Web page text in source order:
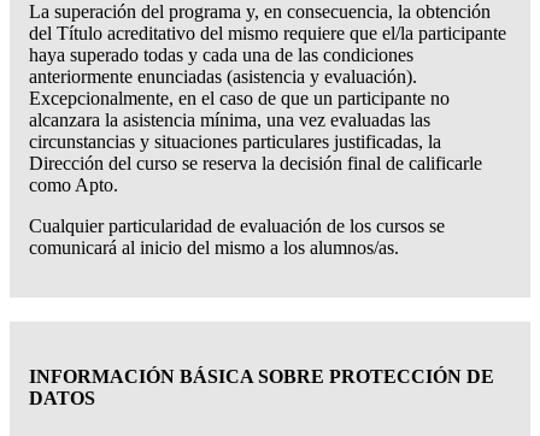
La superación del programa y, en consecuencia, la obtención
del Título acreditativo del mismo requiere que el/la participante
haya superado todas y cada una de las condiciones
anteriormente enunciadas (asistencia y evaluación).
Excepcionalmente, en el caso de que un participante no
alcanzara la asistencia mínima, una vez evaluadas las
circunstancias y situaciones particulares justificadas, la
Dirección del curso se reserva la decisión final de calificarle
como Apto.
Cualquier particularidad de evaluación de los cursos se
comunicará al inicio del mismo a los alumnos/as.
INFORMACIÓN BÁSICA SOBRE PROTECCIÓN DE
DATOS